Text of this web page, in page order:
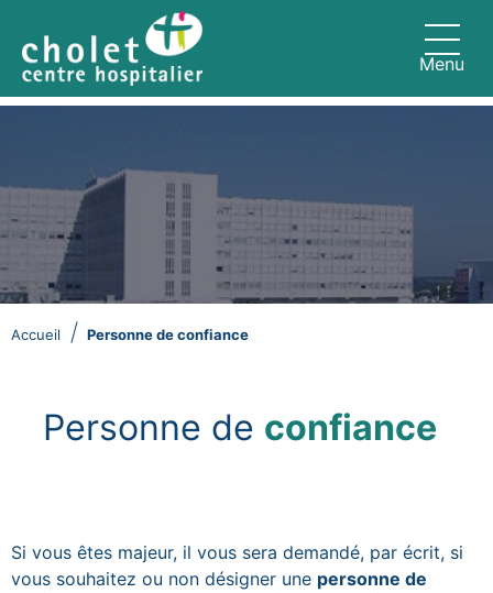
Aller au contenu principalPage d'accueil du Centre
Menu
Fil d'Ariane
Accueil Personne de confiance
Personne de confiance
Si vous êtes majeur, il vous sera demandé, par écrit, si
vous souhaitez ou non désigner une personne de